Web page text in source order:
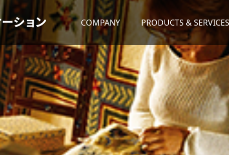
COMPANY PRODUCTS & SERVICES